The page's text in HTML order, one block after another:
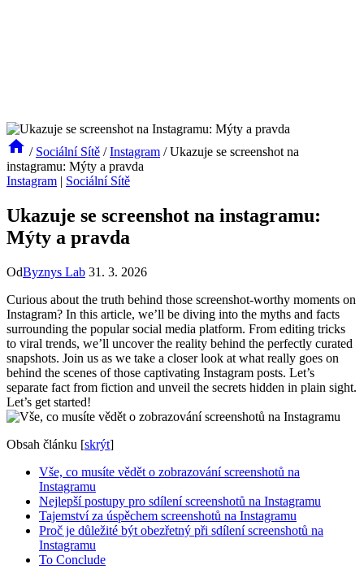
/ Sociální Sítě / Instagram / Ukazuje se screenshot na
instagramu: Mýty a pravda
Instagram | Sociální Sítě
Ukazuje se screenshot na instagramu:
Mýty a pravda
OdByznys Lab 31. 3. 2026
Curious about the truth behind those screenshot-worthy moments on
Instagram? In this article, we’ll be diving into the myths and facts
surrounding the popular social media platform. From editing tricks
to viral trends, we’ll uncover the reality behind the perfectly curated
snapshots. Join us as we take a closer look at what really goes on
behind the scenes of those captivating Instagram posts. Let’s
separate fact from fiction and unveil the secrets hidden in plain sight.
Let’s get started!
Obsah článku [skrýt]
Vše, co musíte vědět o zobrazování screenshotů na
Instagramu
Nejlepší postupy pro sdílení screenshotů na Instagramu
Tajemství za úspěchem screenshotů na Instagramu
Proč je důležité být obezřetný při sdílení screenshotů na
Instagramu
To Conclude